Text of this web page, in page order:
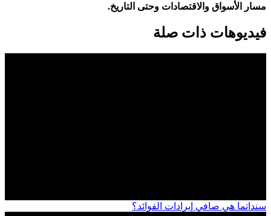
مسار الأسواق والاقتصادات وحتى التاريخ.
فيديوهات ذات صلة
سنداتما هي صافي إيرادات الفوائد؟